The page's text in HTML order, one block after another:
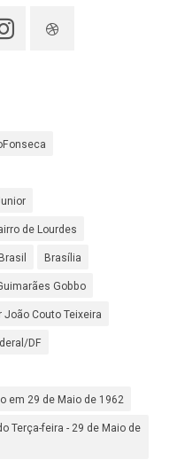
de Lourdes
Brasil Brasília
Gobbo
Couto Teixeira
DF
em 29 de Maio de 1962
Terça-feira - 29 de Maio de